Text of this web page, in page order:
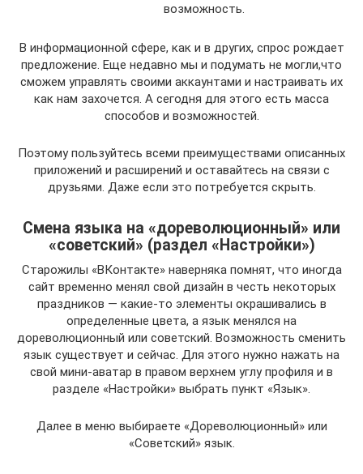
возможность.
В информационной сфере, как и в других, спрос рождает
предложение. Еще недавно мы и подумать не могли,что
сможем управлять своими аккаунтами и настраивать их
как нам захочется. А сегодня для этого есть масса
способов и возможностей.
Поэтому пользуйтесь всеми преимуществами описанных
приложений и расширений и оставайтесь на связи с
друзьями. Даже если это потребуется скрыть.
Смена языка на «дореволюционный» или
«советский» (раздел «Настройки»)
Старожилы «ВКонтакте» наверняка помнят, что иногда
сайт временно менял свой дизайн в честь некоторых
праздников — какие-то элементы окрашивались в
определенные цвета, а язык менялся на
дореволюционный или советский. Возможность сменить
язык существует и сейчас. Для этого нужно нажать на
свой мини-аватар в правом верхнем углу профиля и в
разделе «Настройки» выбрать пункт «Язык».
Далее в меню выбираете «Дореволюционный» или
«Советский» язык.